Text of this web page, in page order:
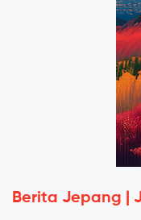
Berita Jepang |